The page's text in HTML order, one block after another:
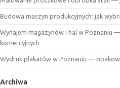
Budowa maszyn produkcyjnych: jak
Wynajem magazynów i hal w Poznaniu
komercyjnych
Wydruk plakatów w Poznaniu —
Archiwa